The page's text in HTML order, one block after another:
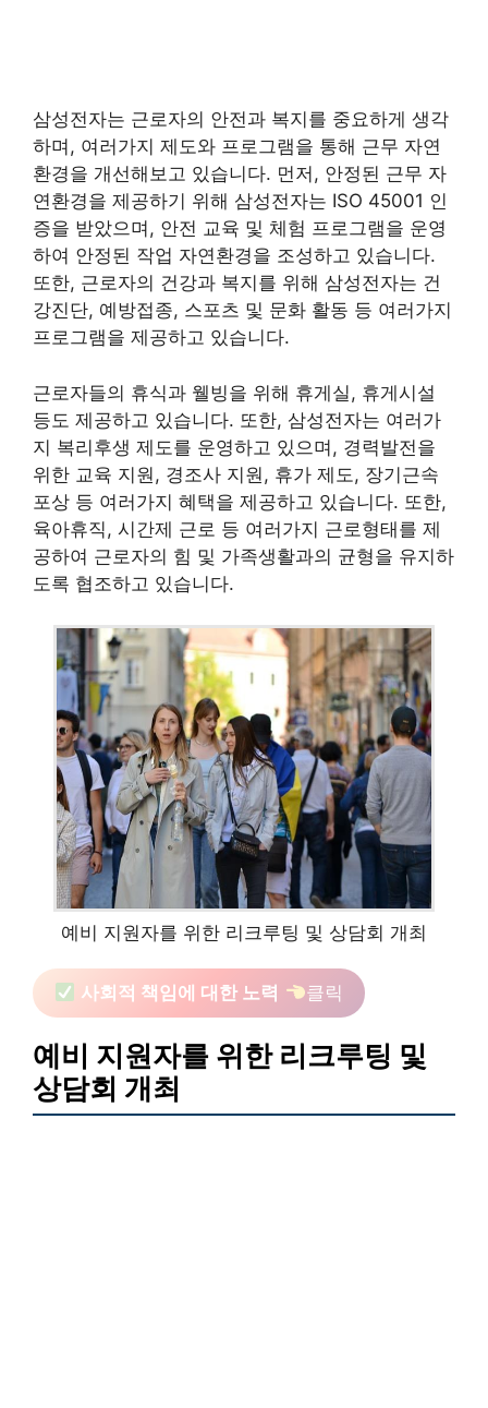
삼성전자는 근로자의 안전과 복지를 중요하게 생각
하며, 여러가지 제도와 프로그램을 통해 근무 자연
환경을 개선해보고 있습니다. 먼저, 안정된 근무 자
연환경을 제공하기 위해 삼성전자는 ISO 45001 인
증을 받았으며, 안전 교육 및 체험 프로그램을 운영
하여 안정된 작업 자연환경을 조성하고 있습니다.
또한, 근로자의 건강과 복지를 위해 삼성전자는 건
강진단, 예방접종, 스포츠 및 문화 활동 등 여러가지
프로그램을 제공하고 있습니다.
근로자들의 휴식과 웰빙을 위해 휴게실, 휴게시설
등도 제공하고 있습니다. 또한, 삼성전자는 여러가
지 복리후생 제도를 운영하고 있으며, 경력발전을
위한 교육 지원, 경조사 지원, 휴가 제도, 장기근속
포상 등 여러가지 혜택을 제공하고 있습니다. 또한,
육아휴직, 시간제 근로 등 여러가지 근로형태를 제
공하여 근로자의 힘 및 가족생활과의 균형을 유지하
도록 협조하고 있습니다.
예비 지원자를 위한 리크루팅 및 상담회 개최
사회적 책임에 대한 노력 클릭
예비 지원자를 위한 리크루팅 및
상담회 개최